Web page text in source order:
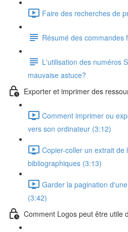
Faire des recherches de
Résumé des commandes
L'utilisation des numéros
mauvaise astuce?
Exporter et imprimer des
Comment imprimer ou
vers son ordinateur (3:12)
Copier-coller un extrait
bibliographiques (3:13)
Garder la pagination
(3:42)
Comment Logos peut être utile